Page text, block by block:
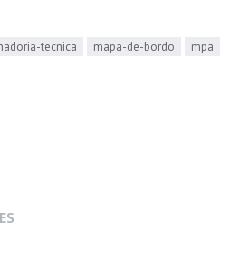
tecnica mapa-de-bordo
mpa